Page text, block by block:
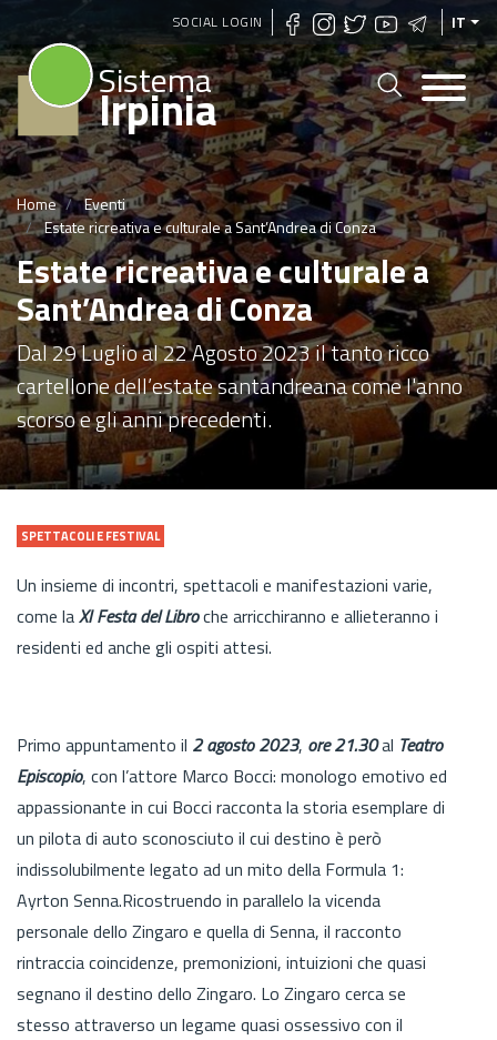
Salta
al
contenuto
principale
SOCIAL LOGIN IT
Sistema
Irpinia
Home
Eventi
Estate ricreativa e culturale a Sant’Andrea di Conza
Estate ricreativa e culturale a
Sant’Andrea di Conza
Dal 29 Luglio al 22 Agosto 2023 il tanto ricco
cartellone dell’estate santandreana come l'anno
scorso e gli anni precedenti.
SPETTACOLI E FESTIVAL
Un insieme di incontri, spettacoli e manifestazioni varie,
come laXI Festa del Libroche arricchiranno e allieteranno i
residenti ed anche gli ospiti attesi.
Primo appuntamento il 2 agosto 2023, ore 21.30al Teatro
Episcopio, con l’attore Marco Bocci: monologo emotivo ed
appassionante in cui Bocci racconta la storia esemplare di
un pilota di auto sconosciuto il cui destino è però
indissolubilmente legato ad un mito della Formula 1:
Ayrton Senna.Ricostruendo in parallelo la vicenda
personale dello Zingaro e quella di Senna, il racconto
rintraccia coincidenze, premonizioni, intuizioni che quasi
segnano il destino dello Zingaro. Lo Zingaro cerca se
stesso attraverso un legame quasi ossessivo con il